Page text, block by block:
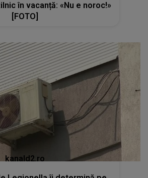
în vacanță: «Nu e noroc!»
[FOTO]
kanald2.ro